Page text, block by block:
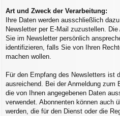
Art und Zweck der Verarbeitung:
Ihre Daten werden ausschließlich
Newsletter per E-Mail zuzustellen.
Sie im Newsletter persönlich
identifizieren, falls Sie von Ihren
machen wollen.
Für den Empfang des Newsletters ist
ausreichend. Bei der Anmeldung zum
die von Ihnen angegebenen Daten
verwendet. Abonnenten können auch
werden, die für den Dienst oder die